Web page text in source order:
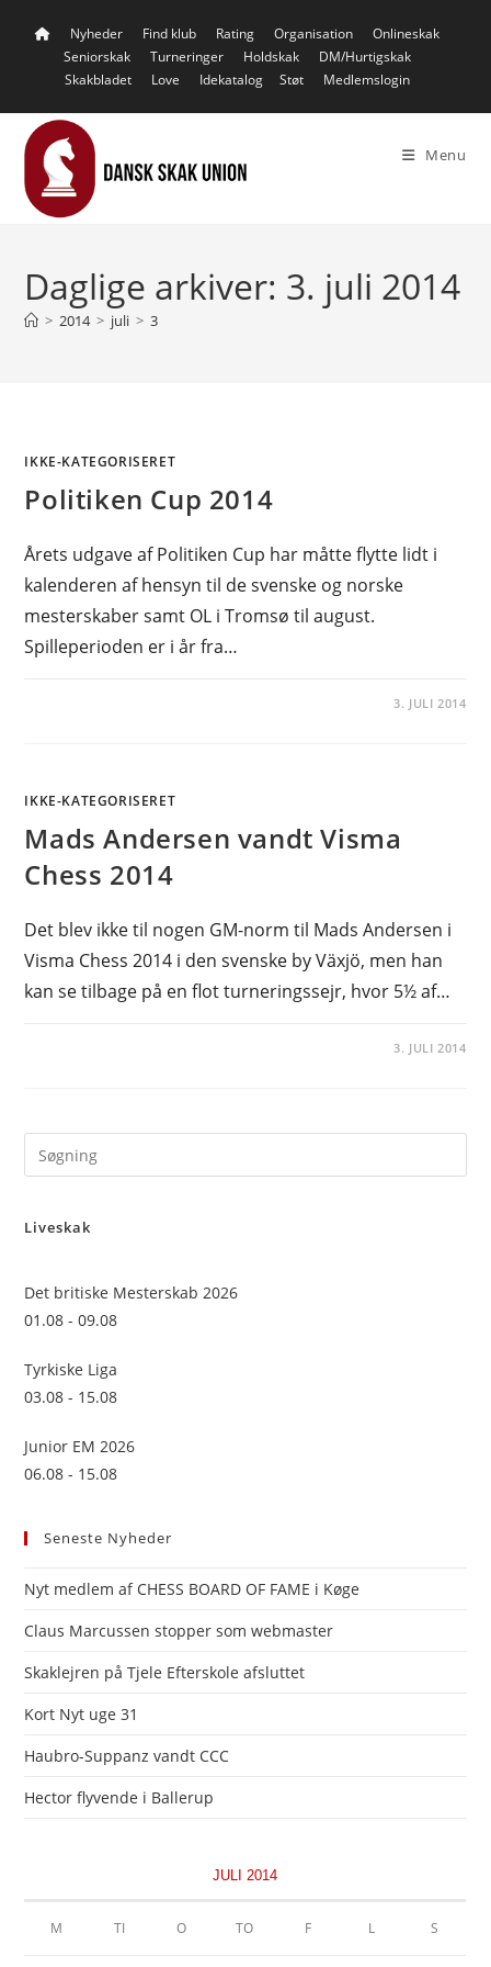
Nyheder Find klub Rating Organisation
Onlineskak
Seniorskak
Turneringer Holdskak
DM/Hurtigskak
Skakbladet
Love Idekatalog Støt Medlemslogin
Menu
Daglige arkiver: 3. juli 2014
> 2014 > juli > 3
IKKE-KATEGORISERET
Politiken Cup 2014
Årets udgave af Politiken Cup har måtte flytte lidt i
kalenderen af hensyn til de svenske og norske
mesterskaber samt OL i Tromsø til august.
Spilleperioden er i år fra…
3. JULI 2014
IKKE-KATEGORISERET
Mads Andersen vandt Visma
Chess 2014
Det blev ikke til nogen GM-norm til Mads Andersen i
Visma Chess 2014 i den svenske by Växjö, men han
kan se tilbage på en flot turneringssejr, hvor 5½ af…
3. JULI 2014
Liveskak
Det britiske Mesterskab 2026
01.08 - 09.08
Tyrkiske Liga
03.08 - 15.08
Junior EM 2026
06.08 - 15.08
Seneste Nyheder
Nyt medlem af CHESS BOARD OF FAME i Køge
Claus Marcussen stopper som webmaster
Skaklejren på Tjele Efterskole afsluttet
Kort Nyt uge 31
Haubro-Suppanz vandt CCC
Hector flyvende i Ballerup
JULI 2014
M TI O TO F L S